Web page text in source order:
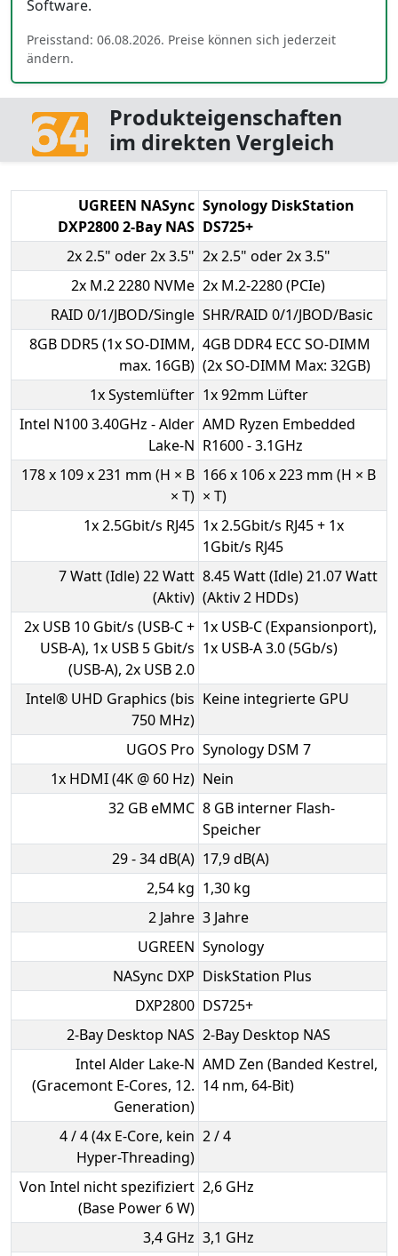
Software.
Preisstand: 06.08.2026. Preise können sich jederzeit
ändern.
Produkteigenschaften
im direkten Vergleich
UGREEN NASync
DXP2800 2-Bay NAS
Synology DiskStation
DS725+
2x 2.5" oder 2x 3.5" 2x 2.5" oder 2x 3.5"
2x M.2 2280 NVMe 2x M.2-2280 (PCIe)
RAID 0/1/JBOD/Single SHR/RAID 0/1/JBOD/Basic
8GB DDR5 (1x SO-DIMM,
max. 16GB)
4GB DDR4 ECC SO-DIMM
(2x SO-DIMM Max: 32GB)
1x Systemlüfter 1x 92mm Lüfter
Intel N100 3.40GHz - Alder
Lake-N
AMD Ryzen Embedded
R1600 - 3.1GHz
178 x 109 x 231 mm (H × B
× T)
166 x 106 x 223 mm (H × B
× T)
1x 2.5Gbit/s RJ45 1x 2.5Gbit/s RJ45 + 1x
1Gbit/s RJ45
7 Watt (Idle) 22 Watt
(Aktiv)
8.45 Watt (Idle) 21.07 Watt
(Aktiv 2 HDDs)
2x USB 10 Gbit/s (USB-C +
USB-A), 1x USB 5 Gbit/s
(USB-A), 2x USB 2.0
1x USB-C (Expansionport),
1x USB-A 3.0 (5Gb/​s)
Intel® UHD Graphics (bis
750 MHz)
Keine integrierte GPU
UGOS Pro Synology DSM 7
1x HDMI (4K @ 60 Hz) Nein
32 GB eMMC 8 GB interner Flash-
Speicher
29 - 34 dB(A) 17,9 dB(A)
2,54 kg 1,30 kg
2 Jahre 3 Jahre
UGREEN Synology
NASync DXP DiskStation Plus
DXP2800 DS725+
2-Bay Desktop NAS 2-Bay Desktop NAS
Intel Alder Lake-N
(Gracemont E-Cores, 12.
Generation)
AMD Zen (Banded Kestrel,
14 nm, 64-Bit)
4 / 4 (4x E-Core, kein
Hyper-Threading)
2 / 4
Von Intel nicht spezifiziert
(Base Power 6 W)
2,6 GHz
3,4 GHz 3,1 GHz